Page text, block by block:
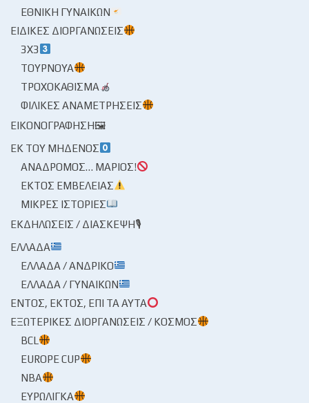
ΕΘΝΙΚΉ ΓΥΝΑΙΚΏΝ
ΕΙΔΙΚΈΣ ΔΙΟΡΓΑΝΏΣΕΙΣ
3X3
ΤΟΥΡΝΟΥΆ
ΤΡΟΧΟΚΆΘΙΣΜΑ
ΦΙΛΙΚΈΣ ΑΝΑΜΕΤΡΉΣΕΙΣ
ΕΙΚΟΝΟΓΡΆΦΗΣΗ🖼
ΕΚ ΤΟΥ ΜΗΔΕΝΌΣ
ΑΝΆΔΡΟΜΟΣ… ΜΆΡΙΟΣ!
ΕΚΤΌΣ ΕΜΒΈΛΕΙΑΣ
ΜΙΚΡΈΣ ΙΣΤΟΡΊΕΣ
ΕΚΔΗΛΏΣΕΙΣ / ΔΙΆΣΚΕΨΗ🎙
ΕΛΛΆΔΑ
ΕΛΛΆΔΑ / ΑΝΔΡΙΚΌ
ΕΛΛΆΔΑ / ΓΥΝΑΙΚΏΝ
ΕΝΤΌΣ, ΕΚΤΌΣ, ΕΠΊ ΤΑ ΑΥΤΆ
ΕΞΩΤΕΡΙΚΈΣ ΔΙΟΡΓΑΝΏΣΕΙΣ / ΚΌΣΜΟΣ
BCL
EUROPE CUP
NBA
ΕΥΡΩΛΊΓΚΑ